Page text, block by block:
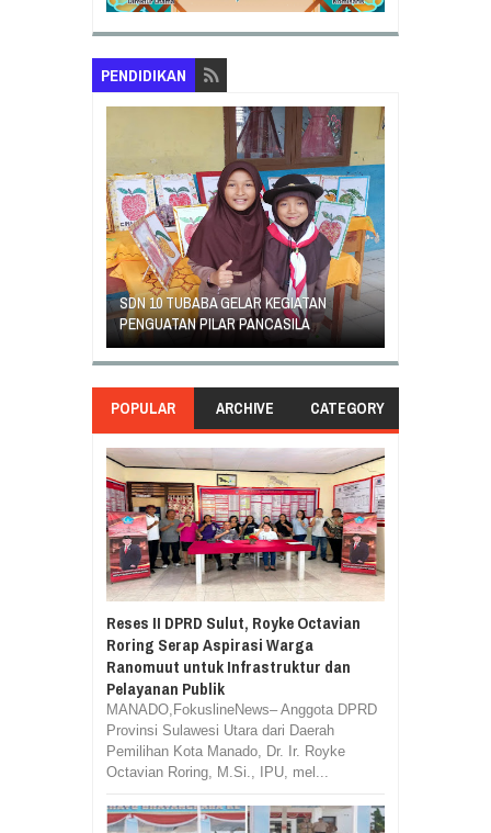
PENDIDIKAN
GEJOLAK PIHAK SEKOLAH SD INPRES
KLABAT DENGAN ORANG TUA MURID
BERAKHIR DAMAI
POPULAR ARCHIVE CATEGORY
Reses II DPRD Sulut, Royke Octavian
Roring Serap Aspirasi Warga
Ranomuut untuk Infrastruktur dan
Pelayanan Publik
MANADO,FokuslineNews– Anggota DPRD
Provinsi Sulawesi Utara dari Daerah
Pemilihan Kota Manado, Dr. Ir. Royke
Octavian Roring, M.Si., IPU, mel...